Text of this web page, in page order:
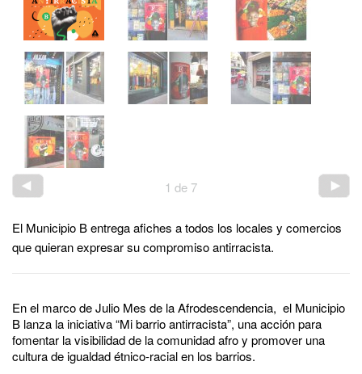
1 de 7
El Municipio B entrega afiches a todos los locales y comercios
que quieran expresar su compromiso antirracista.
En el marco de Julio Mes de la Afrodescendencia, el Municipio
B lanza la iniciativa “Mi barrio antirracista”, una acción para
fomentar la visibilidad de la comunidad afro y promover una
cultura de igualdad étnico-racial en los barrios.